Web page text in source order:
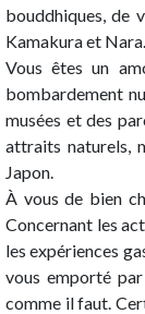
bouddhiques, de
Kamakura et Nara.
Vous êtes un
bombardement
musées et des
attraits naturels,
Japon.
À vous de bien
Concernant les
les expériences
vous emporté
comme il faut.